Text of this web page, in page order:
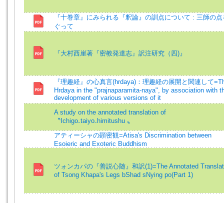
『十巻章』にみられる『釈論』の訓点について : 三師の
ぐって
『大村西崖著『密教発達志』訳注研究（四)』
『理趣経』の心真言(hrdaya)：理趣経の展開と関連して
Hrdaya in the "prajnaparamita-naya", by association with
development of various versions of it
A study on the annotated translation of
〝Ichigo₋taiyo₋himitushu 〟
アティーシャの顕密観=Atisa's Discrimination between
Esoieric and Exoteric Buddhism
ツォンカパの『善説心随』和訳(1)=The Annotated
of Tsong Khapa's Legs bShad sNying po(Part 1)